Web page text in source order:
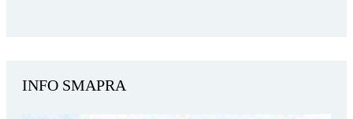
INFO SMAPRA